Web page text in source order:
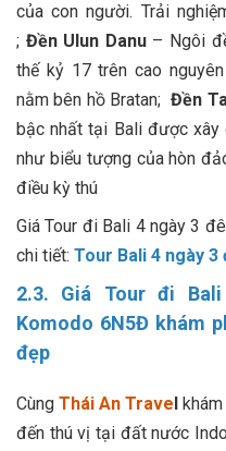
của con người. Trải
; Đền Ulun Danu– Ngôi
thế kỷ 17 trên cao
nằm bên hồ Bratan; Đền
bậc nhất tại Bali được
như biểu tượng của hòn
điều kỳ thú
Giá Tour đi Bali 4 ngày 3
chi tiết: Tour Bali 4 ngày 3
2.3. Giá Tour đi
Komodo 6N5Đ khám
đẹp
CùngThái An Trave
đến thú vị tại đất nước